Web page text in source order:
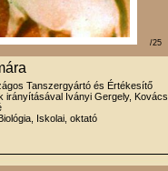
/25
Tanszergyártó és Értékesítő
irányításával Iványi Gergely, Kovács
Iskolai, oktató